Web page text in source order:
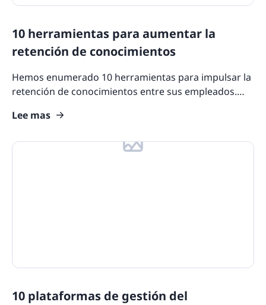
10 herramientas para aumentar la
retención de conocimientos
Hemos enumerado 10 herramientas para impulsar la
retención de conocimientos entre sus empleados.
el
Lee mas
10 plataformas de gestión del